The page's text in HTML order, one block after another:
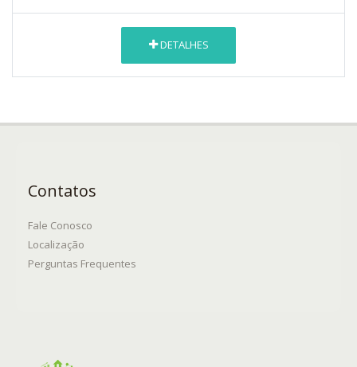
DETALHES
Contatos
Fale Conosco
Localização
Perguntas Frequentes